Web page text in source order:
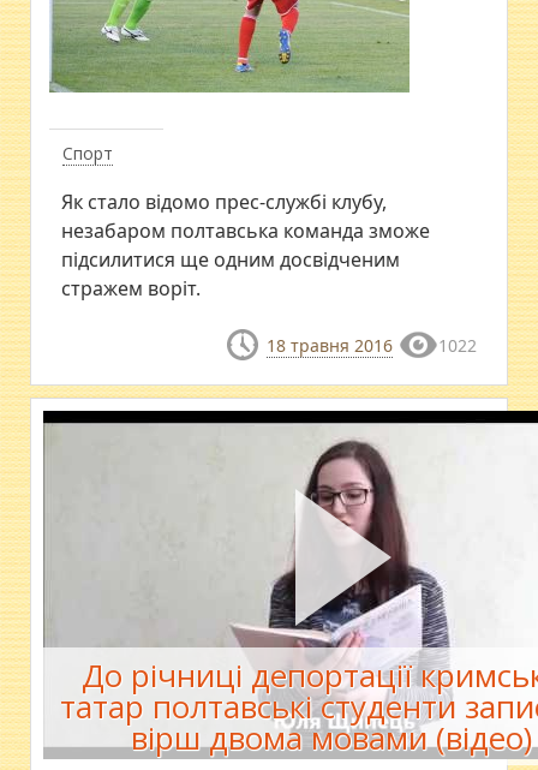
Спорт
​Як стало відомо прес-службі клубу,
незабаром полтавська команда зможе
підсилитися ще одним досвідченим
стражем воріт.
18 травня 2016 1022
До річниці депортації
татар полтавські студенти
вірш двома мовами (відео)